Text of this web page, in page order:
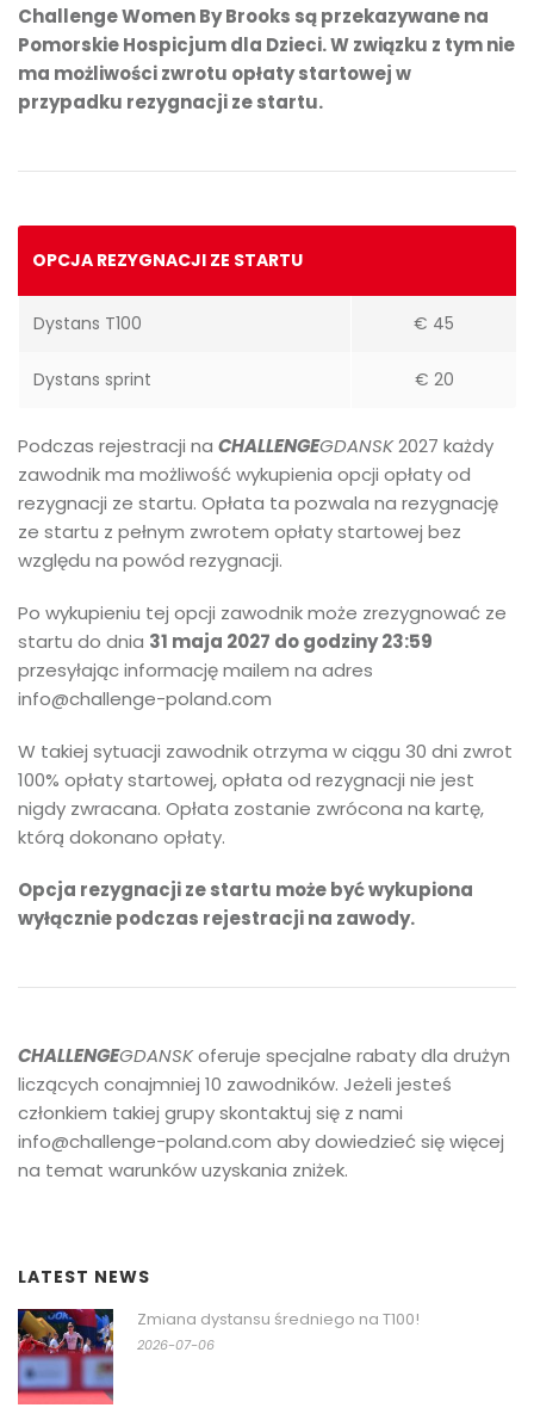
Challenge Women By Brooks są przekazywane na
Pomorskie Hospicjum dla Dzieci. W związku z tym nie
ma możliwości zwrotu opłaty startowej w
przypadku rezygnacji ze startu.
OPCJA REZYGNACJI ZE STARTU
Dystans T100 € 45
Dystans sprint € 20
Podczas rejestracji na CHALLENGEGDANSK2027 każdy
zawodnik ma możliwość wykupienia opcji opłaty od
rezygnacji ze startu. Opłata ta pozwala na rezygnację
ze startu z pełnym zwrotem opłaty startowej bez
względu na powód rezygnacji.
Po wykupieniu tej opcji zawodnik może zrezygnować ze
startu do dnia 31 maja 2027 do godziny 23:59
przesyłając informację mailem na adres
info@challenge-poland.com
W takiej sytuacji zawodnik otrzyma w ciągu 30 dni zwrot
100% opłaty startowej, opłata od rezygnacji nie jest
nigdy zwracana. Opłata zostanie zwrócona na kartę,
którą dokonano opłaty.
Opcja rezygnacji ze startu może być wykupiona
wyłącznie podczas rejestracji na zawody.
CHALLENGEGDANSKoferuje specjalne rabaty dla drużyn
liczących conajmniej 10 zawodników. Jeżeli jesteś
członkiem takiej grupy skontaktuj się z nami
info@challenge-poland.com aby dowiedzieć się więcej
na temat warunków uzyskania zniżek.
LATEST NEWS
Zmiana dystansu średniego na T100!
2026-07-06